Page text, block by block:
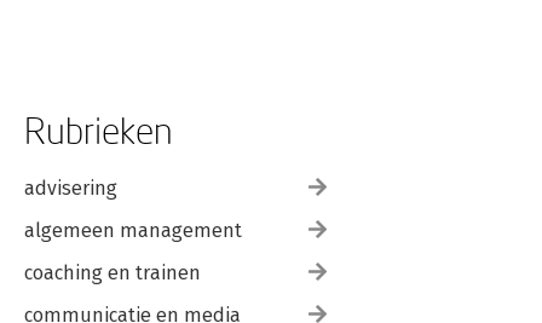
Rubrieken
advisering
algemeen management
coaching en trainen
communicatie en media